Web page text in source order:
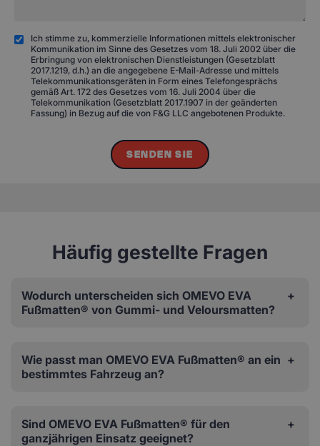
Ich stimme zu, kommerzielle Informationen mittels elektronischer
Kommunikation im Sinne des Gesetzes vom 18. Juli 2002 über die
Erbringung von elektronischen Dienstleistungen (Gesetzblatt
2017.1219, d.h.) an die angegebene E-Mail-Adresse und mittels
Telekommunikationsgeräten in Form eines Telefongesprächs
gemäß Art. 172 des Gesetzes vom 16. Juli 2004 über die
Telekommunikation (Gesetzblatt 2017.1907 in der geänderten
Fassung) in Bezug auf die von F&G LLC angebotenen Produkte.
SENDEN SIE
Häufig gestellte Fragen
Wodurch unterscheiden sich OMEVO EVA
Fußmatten® von Gummi- und Veloursmatten?
Wie passt man OMEVO EVA Fußmatten® an ein
bestimmtes Fahrzeug an?
Sind OMEVO EVA Fußmatten® für den
ganzjährigen Einsatz geeignet?